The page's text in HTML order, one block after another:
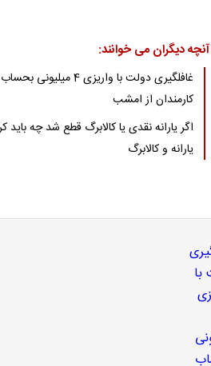
آنچه دیگران می خوانند:
غافلگیری دولت با
کارمندان از امشب
اگر یارانه نقدی یا کالابرگ قطع شد چه
یارانه و کالابرگ